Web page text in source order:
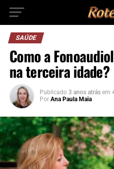
SAÚDE
Como a
na terceira idade?
Publicado 3 anos atrás em
Por Ana Paula Maia